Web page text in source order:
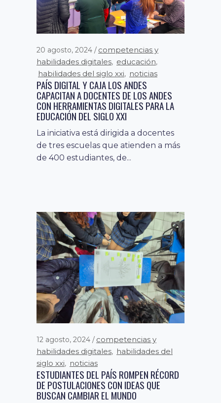
20 agosto, 2024
competencias y
habilidades digitales, educación,
habilidades del siglo xxi, noticias
PAÍS DIGITAL Y CAJA LOS ANDES
CAPACITAN A DOCENTES DE LOS ANDES
CON HERRAMIENTAS DIGITALES PARA LA
EDUCACIÓN DEL SIGLO XXI
La iniciativa está dirigida a docentes
de tres escuelas que atienden a más
de 400 estudiantes, de...
12 agosto, 2024
competencias y
habilidades digitales, habilidades del
siglo xxi, noticias
ESTUDIANTES DEL PAÍS ROMPEN RÉCORD
DE POSTULACIONES CON IDEAS QUE
BUSCAN CAMBIAR EL MUNDO